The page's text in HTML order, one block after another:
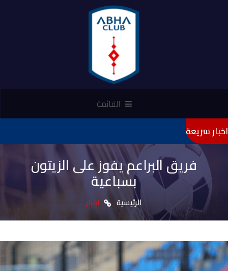
القائمة
اخبار سريعة
فريق البراعم يفوز على الزيتون
بسباعية
الرئيسية اخبار